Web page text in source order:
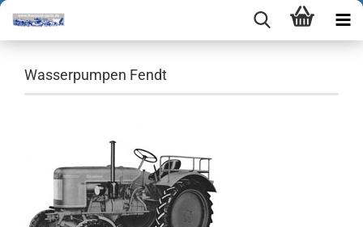
Wasserpumpen Fendt